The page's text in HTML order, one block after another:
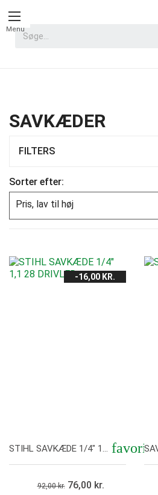
Menu
SAVKÆDER
FILTERS
Sorter efter:
Pris, lav til høj
STIHL SAVKÆDE 1/4" 1,1 28 DRIVLED
92,00 kr. 76,00 kr.
favorite
-16,00 KR.